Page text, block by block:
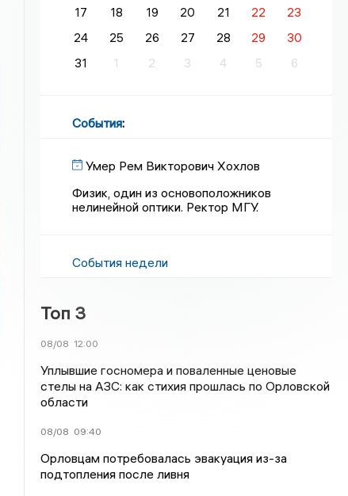
17
18 19 20 21 22
23
24
25 26 27 28 29
30
31
1 2 3 4 5 6
События:
Умер Рем Викторович Хохлов
Физик, один из основоположников
нелинейной оптики. Ректор МГУ.
События недели
Топ 3
08/08 12:00
Уплывшие госномера и поваленные ценовые
стелы на АЗС: как стихия прошлась по Орловской
области
08/08 09:40
Орловцам потребовалась эвакуация из-за
подтопления после ливня